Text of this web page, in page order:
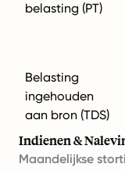
belasting (PT)
Belasting
ingehouden
aan bron (TDS)
Indienen &
Maandelijkse